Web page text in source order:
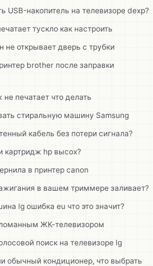
USB-накопитель на телевизоре dexp?
тускло как настроить
открывает дверь с трубки
brother после заправки
печатает что делать
стиральную машину Samsung
кабель без потери сигнала?
картридж hp высох?
в принтер canon
в вашем триммере заливает?
lg ошибка eu что это значит?
ЖК-телевизором
поиск на телевизоре lg
обычный кондиционер, что выбрать